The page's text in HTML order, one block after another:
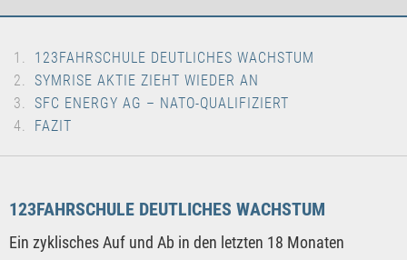
123FAHRSCHULE DEUTLICHES WACHSTUM
SYMRISE AKTIE ZIEHT WIEDER AN
SFC ENERGY AG – NATO-QUALIFIZIERT
FAZIT
123FAHRSCHULE DEUTLICHES WACHSTUM
Ein zyklisches Auf und Ab in den letzten 18 Monaten